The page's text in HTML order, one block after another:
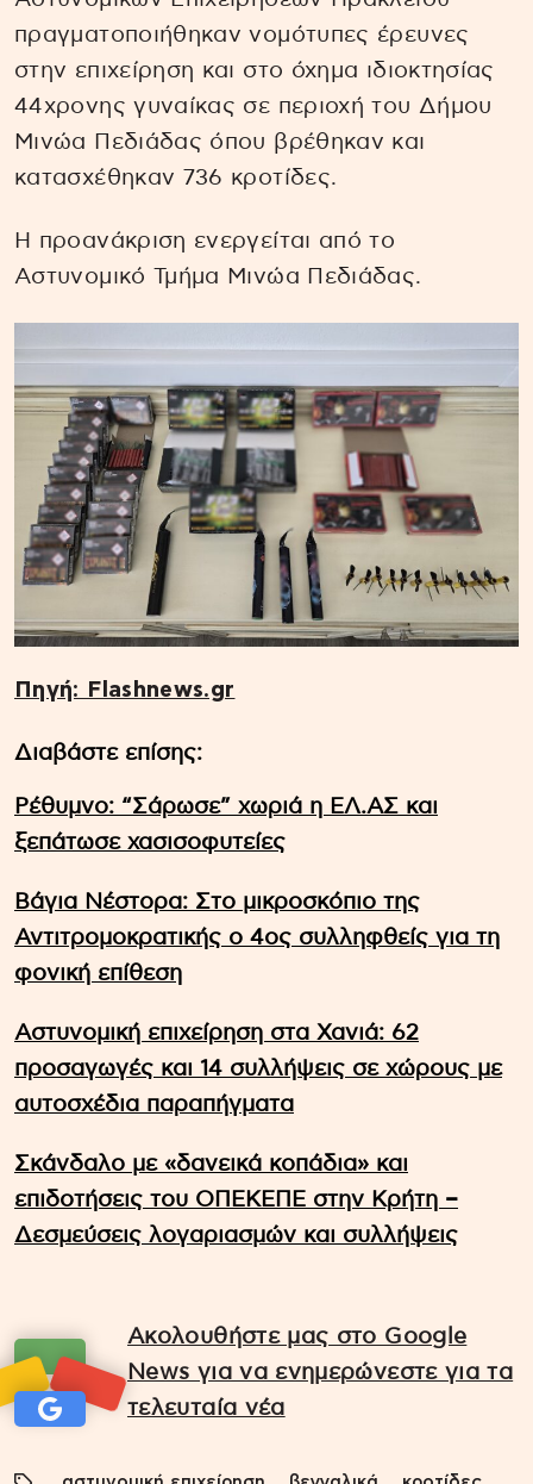
πραγματοποιήθηκαν νομότυπες έρευνες
στην επιχείρηση και στο όχημα ιδιοκτησίας
44χρονης γυναίκας σε περιοχή του Δήμου
Μινώα Πεδιάδας όπου βρέθηκαν και
κατασχέθηκαν 736 κροτίδες.
Η προανάκριση ενεργείται από το
Αστυνομικό Τμήμα Μινώα Πεδιάδας.
Πηγή: Flashnews.gr
Διαβάστε επίσης:
Ρέθυμνο: “Σάρωσε” χωριά η ΕΛ.ΑΣ και
ξεπάτωσε χασισοφυτείες
Βάγια Νέστορα: Στο μικροσκόπιο της
Αντιτρομοκρατικής ο 4ος συλληφθείς για τη
φονική επίθεση
Αστυνομική επιχείρηση στα Χανιά: 62
προσαγωγές και 14 συλλήψεις σε χώρους με
αυτοσχέδια παραπήγματα
Σκάνδαλο με «δανεικά κοπάδια» και
επιδοτήσεις του ΟΠΕΚΕΠΕ στην Κρήτη –
Δεσμεύσεις λογαριασμών και συλλήψεις
Ακολουθήστε μας στο Google
News για να ενημερώνεστε για τα
τελευταία νέα